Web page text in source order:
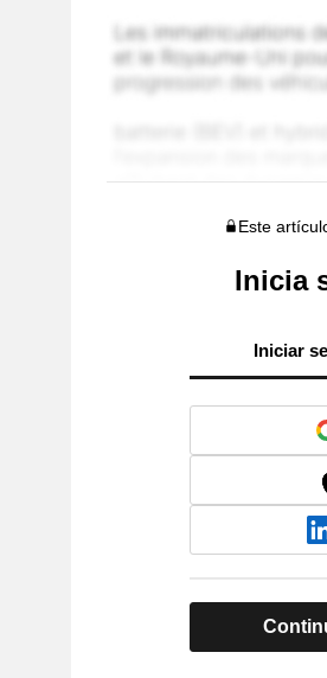
Este
Inicia
Iniciar